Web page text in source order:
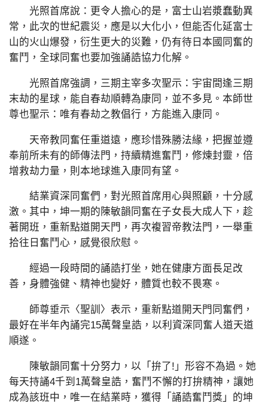
光照首席說：更令人擔心的是，富士山岩漿蠢動異
常，此次的世紀震災，應是以大化小，但能否化延富士
山的火山爆發，衍生更大的災難，仍有待日本國同奮的
奮鬥，全球同奮也要加強誦誥協力化解。
光照首席強調，三期主宰多次聖示：宇宙間逢三期
末劫的星球，能自春劫順轉為康同，並不多見。本師世
尊也聖示：唯有春劫之教倡行，方能進入康同。
天帝教同奮任重道遠，應珍惜殊勝法緣，把握並遵
奉前所未有的師傳法門，持續精進奮鬥，修煉封靈，倍
增救劫力量，則本地球進入康同有望。
結業資深同奮們，對光照首席用心與照顧，十分感
激。其中，坤一期的陳敏韻同奮在子女長大成人下，趁
著開班，重新點道開天門，再次複習帝教法門，一舉重
拾往日奮鬥心，感覺很欣慰。
經過一段時間的誦誥打坐，她在健康方面長足改
善，身體強健、精神也變好，體質也較不畏寒。
師尊垂示〈聖訓〉表示，重新點道開天門同奮們，
最好在半年內誦完15萬聲皇誥，以利資深同奮人道天道
順遂。
陳敏韻同奮十分努力，以「拚了!」形容不為過。她
每天持誦4千到1萬聲皇誥，奮鬥不懈的打拚精神，讓她
成為該班中，唯一在結業時，獲得「誦誥奮鬥獎」的坤